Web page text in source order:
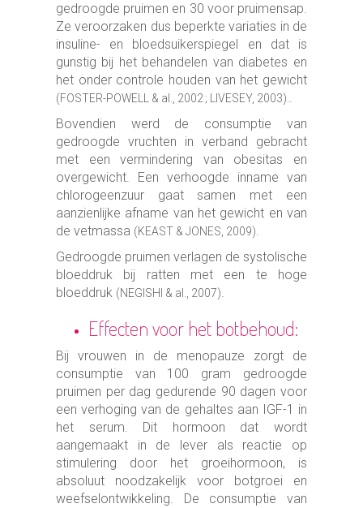
gedroogde pruimen en 30 voor pruimensap.
Ze veroorzaken dus beperkte variaties in de
insuline- en bloedsuikerspiegel en dat is
gunstig bij het behandelen van diabetes en
het onder controle houden van het gewicht
(FOSTER-POWELL & al., 2002 ; LIVESEY, 2003)..
Bovendien werd de consumptie van
gedroogde vruchten in verband gebracht
met een vermindering van obesitas en
overgewicht. Een verhoogde inname van
chlorogeenzuur gaat samen met een
aanzienlijke afname van het gewicht en van
de vetmassa (KEAST & JONES, 2009).
Gedroogde pruimen verlagen de systolische
bloeddruk bij ratten met een te hoge
bloeddruk (NEGISHI & al., 2007).
Effecten voor het botbehoud:
Bij vrouwen in de menopauze zorgt de
consumptie van 100 gram gedroogde
pruimen per dag gedurende 90 dagen voor
een verhoging van de gehaltes aan IGF-1 in
het serum. Dit hormoon dat wordt
aangemaakt in de lever als reactie op
stimulering door het groeihormoon, is
absoluut noodzakelijk voor botgroei en
weefselontwikkeling. De consumptie van